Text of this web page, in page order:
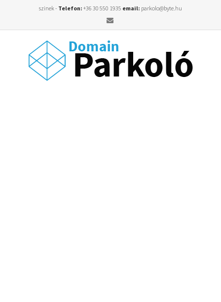
szinek - Telefon: +36 30 550 1935 email: parkolo@byte.hu
Email